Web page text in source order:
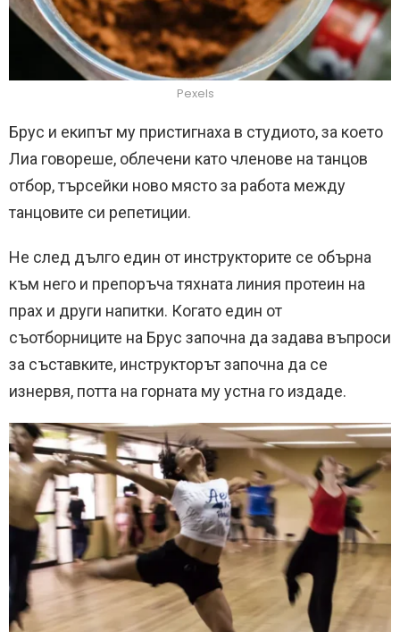
Pexels
Брус и екипът му пристигнаха в студиото, за което
Лиа говореше, облечени като членове на танцов
отбор, търсейки ново място за работа между
танцовите си репетиции.
Не след дълго един от инструкторите се обърна
към него и препоръча тяхната линия протеин на
прах и други напитки. Когато един от
съотборниците на Брус започна да задава въпроси
за съставките, инструкторът започна да се
изнервя, потта на горната му устна го издаде.